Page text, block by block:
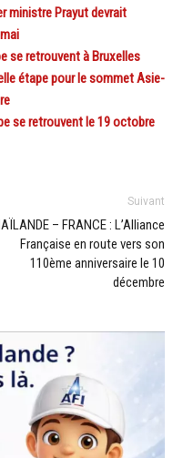
ministre Prayut devrait
se retrouvent à Bruxelles
étape pour le sommet Asie-
se retrouvent le 19 octobre
Suivant
– FRANCE : L’Alliance
Française en route vers son
110ème anniversaire le 10
décembre